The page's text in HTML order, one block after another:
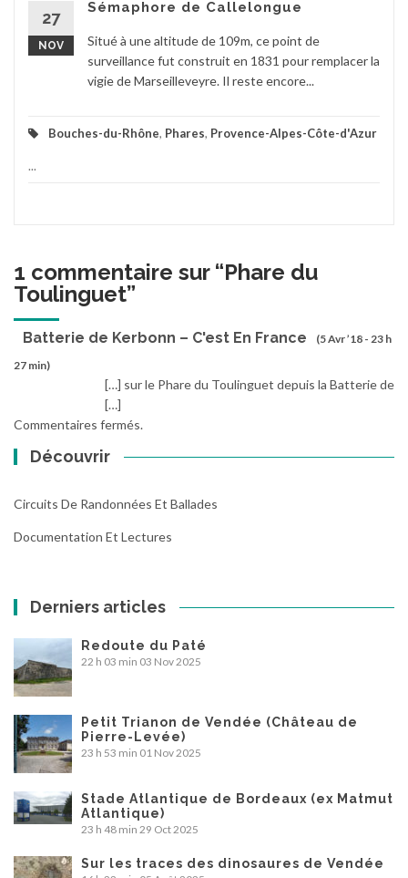
27
NOV
Sémaphore de Callelongue
Situé à une altitude de 109m, ce point de
surveillance fut construit en 1831 pour remplacer la
vigie de Marseilleveyre. Il reste encore...
Bouches-du-Rhône, Phares, Provence-Alpes-Côte-d'Azur
...
1 commentaire sur “Phare du
Toulinguet”
Batterie de Kerbonn – C'est En France
(5 Avr ’18 - 23 h
27 min)
[…] sur le Phare du Toulinguet depuis la Batterie de
[…]
Commentaires fermés.
Découvrir
Circuits De Randonnées Et Ballades
Documentation Et Lectures
Derniers articles
Redoute du Paté
22 h 03 min 03 Nov 2025
Petit Trianon de Vendée (Château de
Pierre-Levée)
23 h 53 min 01 Nov 2025
Stade Atlantique de Bordeaux (ex Matmut
Atlantique)
23 h 48 min 29 Oct 2025
Sur les traces des dinosaures de Vendée